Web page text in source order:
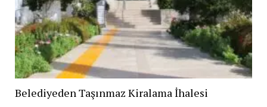
Belediyeden Taşınmaz Kiralama İhalesi